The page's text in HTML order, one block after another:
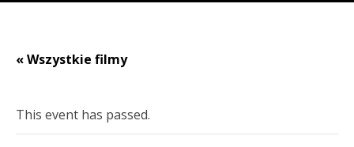
« Wszystkie filmy
This event has passed.